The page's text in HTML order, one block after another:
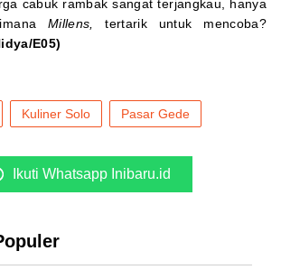
cabuk rambak sangat terjangkau, hanya
Millens,
tertarik untuk mencoba?
E05)
Kuliner Solo Pasar Gede
Ikuti Whatsapp Inibaru.id